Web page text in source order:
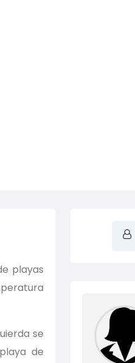
playas
se
de